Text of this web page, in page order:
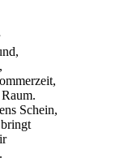
Schein,